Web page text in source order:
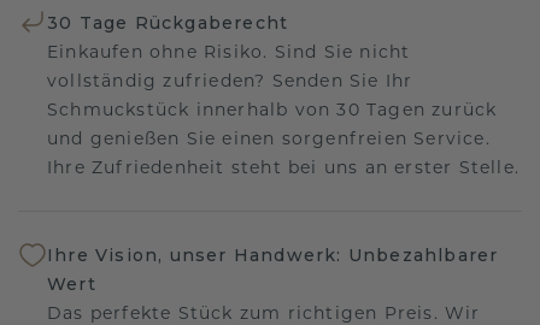
30 Tage Rückgaberecht
Einkaufen ohne Risiko. Sind Sie nicht
vollständig zufrieden? Senden Sie Ihr
Schmuckstück innerhalb von 30 Tagen zurück
und genießen Sie einen sorgenfreien Service.
Ihre Zufriedenheit steht bei uns an erster Stelle.
Ihre Vision, unser Handwerk: Unbezahlbarer
Wert
Das perfekte Stück zum richtigen Preis. Wir